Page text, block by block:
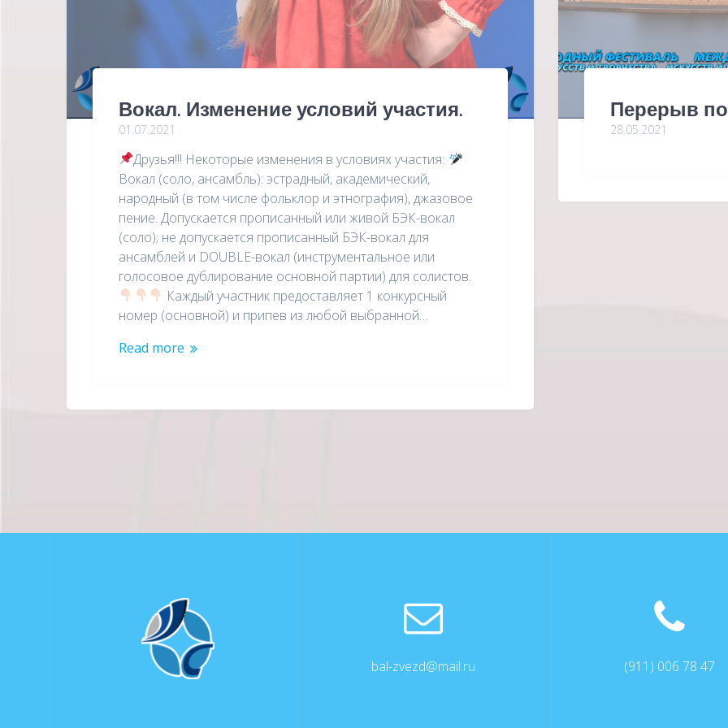
Вокал. Изменение условий участия.
01.07.2021
Друзья!!! Некоторые изменения в условиях участия:
Вокал (соло, ансамбль): эстрадный, академический,
народный (в том числе фольклор и этнография), джазовое
пение. Допускается прописанный или живой БЭК-вокал
(соло); не допускается прописанный БЭК-вокал для
ансамблей и DOUBLE-вокал (инструментальное или
голосовое дублирование основной партии) для солистов.
Каждый участник предоставляет 1 конкурсный
номер (основной) и припев из любой выбранной…
Read more
Перерыв
28.05.2021
bal-zvezd@mail.ru (911) 006 78 47